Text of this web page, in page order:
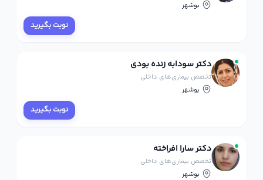
بوشهر
نوبت بگیرید
دکتر سودابه زنده بودی
تخصص بیماری‌های داخلی
بوشهر
نوبت بگیرید
دکتر سارا افراخته
تخصص بیماری‌های داخلی
بوشهر